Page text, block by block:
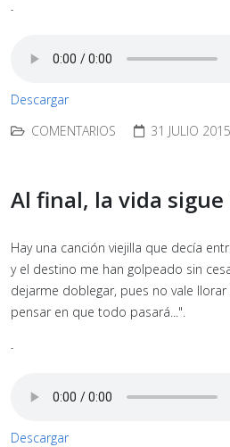
-
Descargar
COMENTARIOS
31 JULIO 2015
Al final, la vida sigue
Hay una canción viejilla que decía
y el destino me han golpeado sin
dejarme doblegar, pues no vale
pensar en que todo pasará...".
-
Descargar